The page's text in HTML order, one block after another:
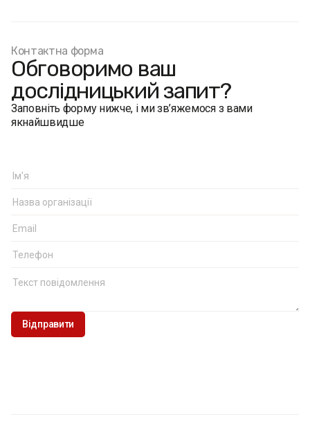
Контактна форма
Обговоримо ваш
дослідницький запит?
Заповніть форму нижче, і ми зв’яжемося з вами
якнайшвидше